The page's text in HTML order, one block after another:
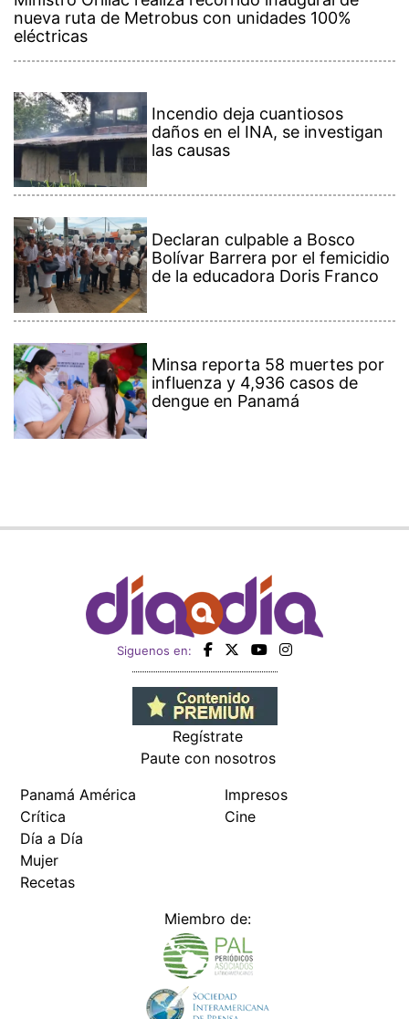
nueva ruta de Metrobus con unidades 100%
eléctricas
Incendio deja cuantiosos
daños en el INA, se investigan
las causas
Declaran culpable a Bosco
Bolívar Barrera por el femicidio
de la educadora Doris Franco
Minsa reporta 58 muertes por
influenza y 4,936 casos de
dengue en Panamá
Siguenos en:
Regístrate
Paute con nosotros
Panamá América
Crítica
Día a Día
Mujer
Recetas
Impresos
Cine
Miembro de: